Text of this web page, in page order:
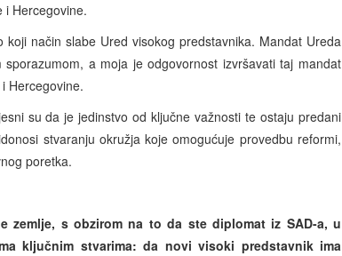
i Hercegovine.
način slabe Ured visokog predstavnika. Mandat Ureda
a moja je odgovornost izvršavati taj mandat
Hercegovine.
su da je jedinstvo od ključne važnosti te ostaju predani
stvaranju okružja koje omogućuje provedbu reformi,
poretka.
zemlje, s obzirom na to da ste diplomat iz SAD-a, u
ključnim stvarima: da novi visoki predstavnik ima